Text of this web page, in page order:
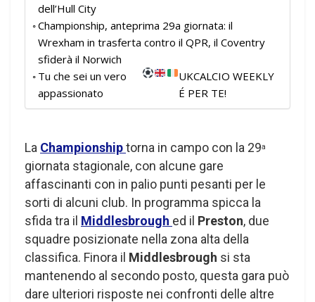
dell’Hull City
Championship, anteprima 29a giornata: il
Wrexham in trasferta contro il QPR, il Coventry
sfiderà il Norwich
Tu che sei un vero
appassionato
UKCALCIO WEEKLY
É PER TE!
La Championshiptorna in campo con la 29a
giornata stagionale, con alcune gare
affascinanti con in palio punti pesanti per le
sorti di alcuni club. In programma spicca la
sfida tra il Middlesbrough ed il Preston, due
squadre posizionate nella zona alta della
classifica. Finora il Middlesbrough si sta
mantenendo al secondo posto, questa gara può
dare ulteriori risposte nei confronti delle altre